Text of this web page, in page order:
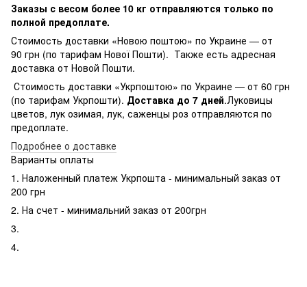
Заказы с весом более 10 кг отправляются только по
полной предоплате.
Стоимость доставки «Новою поштою» по Украине — от
90 грн (по тарифам Нової Пошти). Также есть адресная
доставка от Новой Пошти.
Стоимость доставки «Укрпоштою» по Украине — от 60 грн
(по тарифам Укрпошти). Доставка до 7 дней.Луковицы
цветов, лук озимая, лук, саженцы роз отправляются по
предоплате.
Подробнее о доставке
Варианты оплаты
1. Наложенный платеж Укрпошта - минимальный заказ от
200 грн
2. На счет - минимальний заказ от 200грн
3.
4.